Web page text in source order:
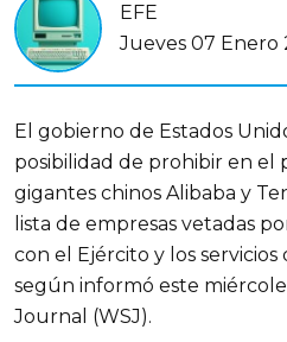
EFE
Jueves 07 Enero
El gobierno de Estados
posibilidad de prohibir en el
gigantes chinos Alibaba y
lista de empresas vetadas
con el Ejército y los
según informó este
Journal (WSJ).